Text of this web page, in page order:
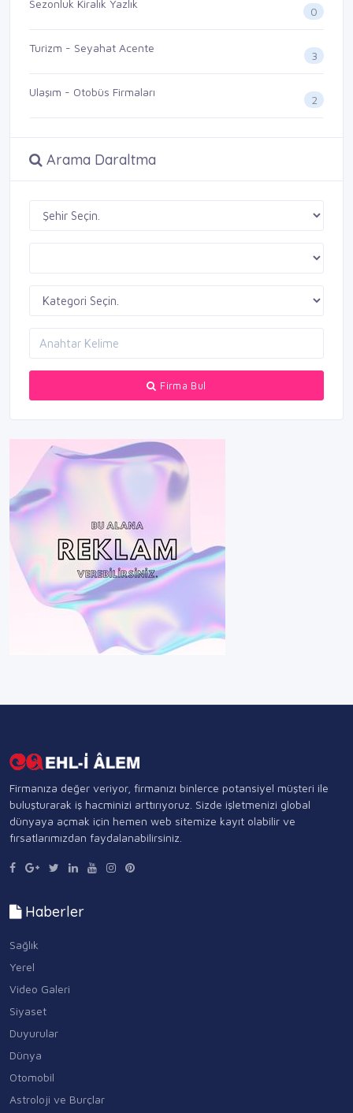
Sezonluk Kiralık Yazlık
0
Turizm - Seyahat Acente
3
Ulaşım - Otobüs Firmaları
2
Arama Daraltma
Firma Bul
Firmanıza değer veriyor, firmanızı binlerce potansiyel müşteri ile
buluşturarak iş hacminizi arttırıyoruz. Sizde işletmenizi global
dünyaya açmak için hemen web sitemize kayıt olabilir ve
fırsatlarımızdan faydalanabilirsiniz.
Haberler
Sağlık
Yerel
Video Galeri
Siyaset
Duyurular
Dünya
Otomobil
Astroloji ve Burçlar